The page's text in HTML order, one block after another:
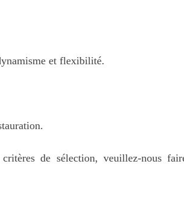
et flexibilité.
de sélection, veuillez-nous